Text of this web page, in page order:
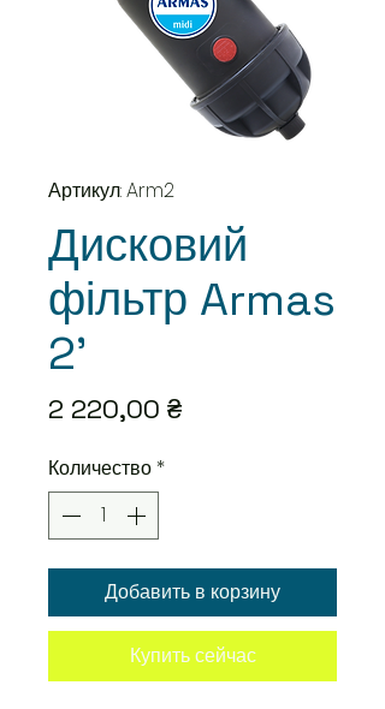
Артикул: Arm2
Дисковий
фільтр Armas
2'
2 220,00 ₴Цена
Количество *
Добавить в корзину
Купить сейчас